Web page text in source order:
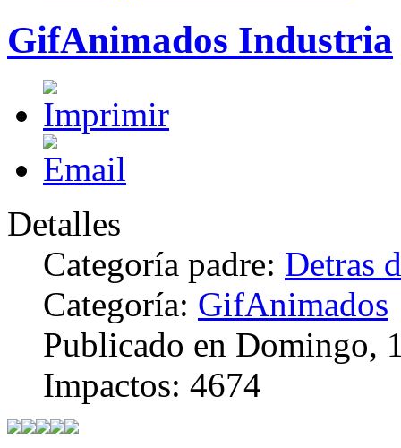
GifAnimados Industria
Detalles
Categoría padre: Detras
Categoría: GifAnimados
Publicado en Domingo,
Impactos: 4674